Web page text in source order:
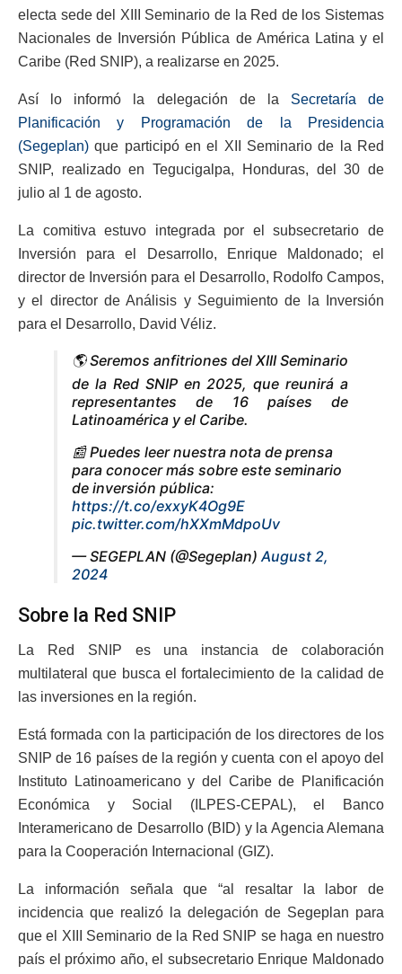
electa sede del XIII Seminario de la Red de los Sistemas
Nacionales de Inversión Pública de América Latina y el
Caribe (Red SNIP), a realizarse en 2025.
Así lo informó la delegación de la Secretaría de
Planificación y Programación de la Presidencia
(Segeplan) que participó en el XII Seminario de la Red
SNIP, realizado en Tegucigalpa, Honduras, del 30 de
julio al 1 de agosto.
La comitiva estuvo integrada por el subsecretario de
Inversión para el Desarrollo, Enrique Maldonado; el
director de Inversión para el Desarrollo, Rodolfo Campos,
y el director de Análisis y Seguimiento de la Inversión
para el Desarrollo, David Véliz.
🌎 Seremos anfitriones del XIII Seminario
de la Red SNIP en 2025, que reunirá a
representantes de 16 países de
Latinoamérica y el Caribe.
📰 Puedes leer nuestra nota de prensa
para conocer más sobre este seminario
de inversión pública:
https://t.co/exxyK4Og9E
pic.twitter.com/hXXmMdpoUv
— SEGEPLAN (@Segeplan) August 2,
2024
Sobre la Red SNIP
La Red SNIP es una instancia de colaboración
multilateral que busca el fortalecimiento de la calidad de
las inversiones en la región.
Está formada con la participación de los directores de los
SNIP de 16 países de la región y cuenta con el apoyo del
Instituto Latinoamericano y del Caribe de Planificación
Económica y Social (ILPES-CEPAL), el Banco
Interamericano de Desarrollo (BID) y la Agencia Alemana
para la Cooperación Internacional (GIZ).
La información señala que “al resaltar la labor de
incidencia que realizó la delegación de Segeplan para
que el XIII Seminario de la Red SNIP se haga en nuestro
país el próximo año, el subsecretario Enrique Maldonado